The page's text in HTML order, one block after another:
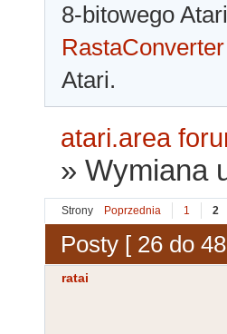
8-bitowego
Atari.
atari.area
»Wymiana
Strony Poprzednia 1 2
Posty [ 26 do
ratai